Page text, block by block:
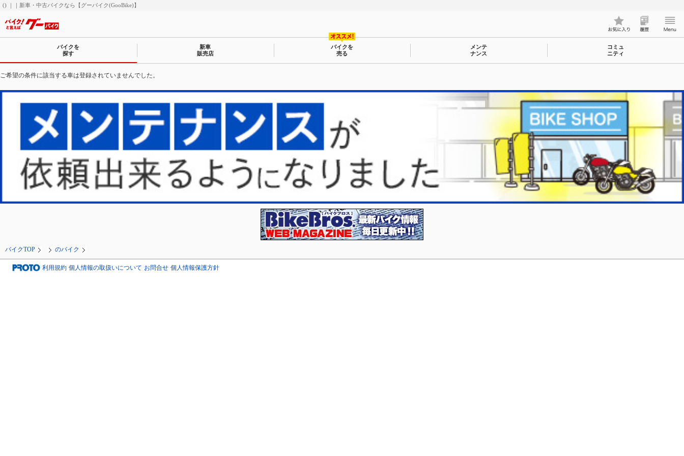
() ｜｜新車・中古バイクなら【グーバイク(GooBike)】
バイクを
探す
新車
販売店
バイクを
売る
メンテ
ナンス
コミュ
ニティ
ご希望の条件に該当する車は登録されていませんでした。
バイクTOP のバイク
利用規約 個人情報の取扱いについて お問合せ 個人情報保護方針